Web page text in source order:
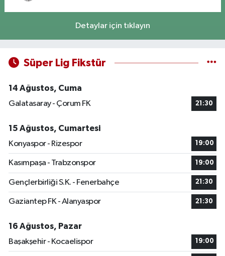
Detaylar için tıklayın
Süper Lig Fikstür
14 Ağustos, Cuma
Galatasaray - Çorum FK
21:30
15 Ağustos, Cumartesi
Konyaspor - Rizespor
19:00
Kasımpaşa - Trabzonspor 19:00
Gençlerbirliği S.K. - Fenerbahçe 21:30
Gaziantep FK - Alanyaspor 21:30
16 Ağustos, Pazar
Başakşehir - Kocaelispor
19:00